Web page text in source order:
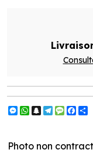
Messenger
WhatsApp
Snapchat
Telegram
Photo non